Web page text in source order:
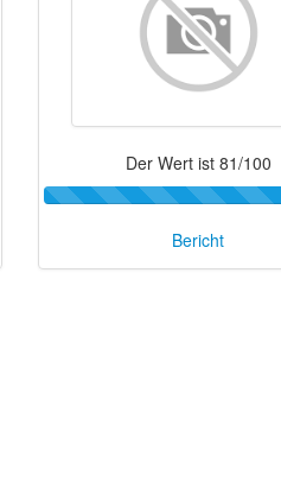
Der Wert ist 81/100
Bericht